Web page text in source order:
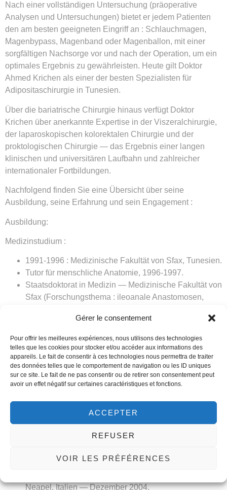
Gérer le consentement
Pour offrir les meilleures expériences, nous utilisons des technologies
telles que les cookies pour stocker et/ou accéder aux informations des
appareils. Le fait de consentir à ces technologies nous permettra de traiter
des données telles que le comportement de navigation ou les ID uniques
sur ce site. Le fait de ne pas consentir ou de retirer son consentement peut
avoir un effet négatif sur certaines caractéristiques et fonctions.
ACCEPTER
REFUSER
VOIR LES PRÉFÉRENCES
Nach einer vollständigen Untersuchung (präoperative
Analysen und Untersuchungen) bietet er jedem Patienten
den am besten geeigneten Eingriff an : Schlauchmagen,
Magenbypass, Magenband oder Magenballon, mit einer
sorgfältigen Nachsorge vor und nach der Operation, um ein
optimales Ergebnis zu gewährleisten. Heute gilt Doktor
Ahmed Krichen als einer der besten Spezialisten für
Adipositaschirurgie in Tunesien.
Über die bariatrische Chirurgie hinaus verfügt Doktor
Krichen über anerkannte Expertise in der Viszeralchirurgie,
der laparoskopischen kolorektalen Chirurgie und der
proktologischen Chirurgie — das Ergebnis einer langen
klinischen und universitären Laufbahn und zahlreicher
internationaler Fortbildungen.
Nachfolgend finden Sie eine Übersicht über seine
Ausbildung, seine Erfahrung und sein Engagement :
Ausbildung:
Medizinstudium :
1991-1996 : Medizinische Fakultät von Sfax, Tunesien.
Tutor für menschliche Anatomie, 1996-1997.
Staatsdoktorat in Medizin — Medizinische Fakultät von
Sfax (Forschungsthema : ileoanale Anastomosen,
Facharztausbildung : Juli 1998.
Facharzt für Allgemein- und Viszeralchirurgie :
September 2002.
Qualifikation in laparoskopischer Chirurgie.
Qualifikation in proktologischer Chirurgie.
Ausbildung in Prokto-Laser.
Assistenzarzt : Oktober 2001, Chirurgie-Abteilung A,
Charles-Nicolle-Krankenhaus, Tunis.
Oberarzt am Militärkrankenhaus Gabès (Militärdienst).
Krankenhaus, Tunis : 2002-2009.
Neapel, Italien — Dezember 2004.